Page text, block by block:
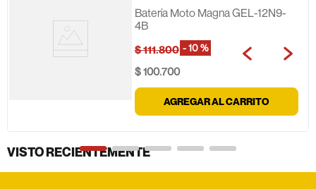
Batería Moto Magna GEL-12N9-
4B
$111.800
$100.700
-10 %
AGREGAR AL CARRITO
VISTO RECIENTEMENTE